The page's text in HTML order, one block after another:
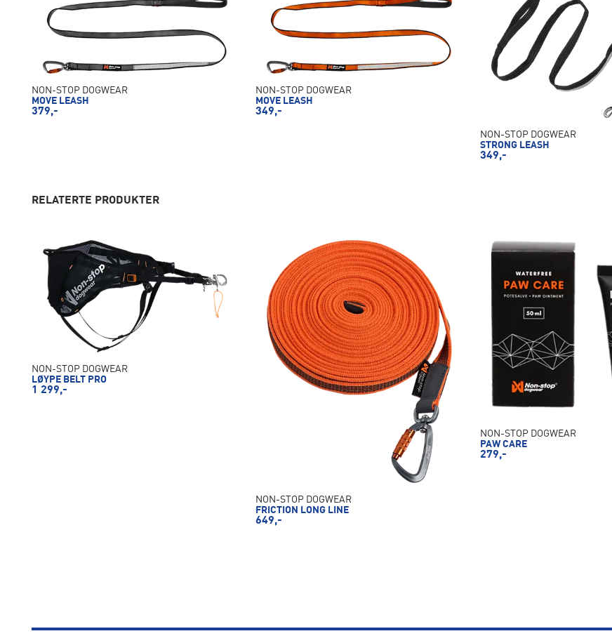
NON-STOP DOGWEAR
MOVE LEASH
379,-
NON-STOP DOGWEAR
MOVE LEASH
349,-
NON-STOP DOGWEAR
STRONG LEASH
349,-
RELATERTE PRODUKTER
NON-STOP DOGWEAR
LØYPE BELT PRO
1 299,-
NON-STOP DOGWEAR
FRICTION LONG LINE
649,-
NON-STOP DOGWEAR
PAW CARE
279,-